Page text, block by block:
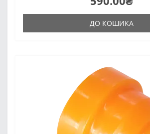
ДО КОШИКА